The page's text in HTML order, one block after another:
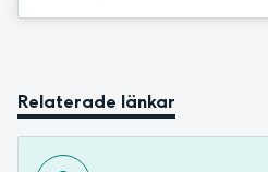
Relaterade länkar